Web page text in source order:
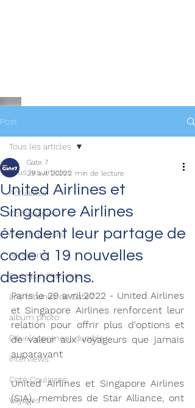
Post
Tous les articles
Actualités
Compagnies
Constructeurs
Aéroports
Portraits d'AvGeeks
Les tribunes de Gate7
album photo
Développement durable
Interviews
Coté Coulisses
Voyages
Tous les articles
United Airlines et
Singapore Airlines
étendent leur partage de
code à 19 nouvelles
destinations.
Gate 7
29 avr. 20222 min de lecture
Paris le 29 avril 2022 - United Airlines
et Singapore Airlines renforcent leur
relation pour offrir plus d'options et
de valeur aux voyageurs que jamais
auparavant
United Airlines et Singapore Airlines
(SIA), membres de Star Alliance, ont